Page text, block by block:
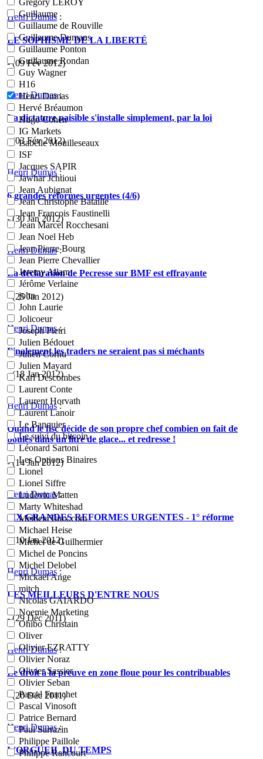
Grégory LEROY
Guillaume
Guillaume de Rouville
Guillaume Dumans
Guillaume Ponton
Guillaume Rondan
Guy Wagner
H16
Henri Dumas
Hervé Bréaumon
Hugo Cohen
IG Markets
Isabelle Mouilleseaux
ISF
Jacques SAPIR
Jawhar Jchtioui
Jean Aubignat
Jean Christophe Bataille
Jean Francois Faustinelli
Jean Marcel Rocchesani
Jean Noel Heb
Jean Pierre Bourg
Jean Pierre Chevallier
Jeremy Allam
Jérôme Verlaine
john
John Laurie
Jolicoeur
Joseph Pietri
Julien Bédouet
Julien Cornu
Julien Mayard
Karl Descombes
Laurent Conte
Laurent Horvath
Laurent Lanoir
Le Banquier
Le suivi du bitcoin
Léonard Sartoni
Les Options Binaires
Lionel
Lionel Siffre
Ludovic Matten
Marty Whiteshad
MeilleurTaux.com
Michael Heise
Michel de Guilhermier
Michel de Poncins
Michel Delobel
Mickaël Ange
mitch
Nicolas GAIARDO
Noemie Marketing
Ohibo Christain
Oliver
Olivier EZRATTY
Olivier Noraz
Olivier Sassier
Olivier Seban
Pascal Franchet
Pascal Vinosoft
Patrice Bernard
Paul Sarrazin
Philippe Paillole
Philippe Rancourt
Henri Dumas:
LE SOPHISME DE LA LIBERTÉ
- (09 Fév 2012)
Henri Dumas:
La dictature paisible s'installe simplement, par la loi
- (03 Fév 2012)
Henri Dumas:
6 grandes réformes urgentes (4/6)
- (30 Jan 2012)
Henri Dumas:
La déclaration de Pecresse sur BMF est effrayante
- (25 Jan 2012)
Henri Dumas:
Finalement les traders ne seraient pas si méchants
- (18 Jan 2012)
Henri Dumas:
Quand le fisc décide de son propre chef combien on fait de
boules dans un litre de glace... et redresse !
- (14 Jan 2012)
Henri Dumas:
SIX GRANDES REFORMES URGENTES - 1° réforme
- (10 Jan 2012)
Henri Dumas:
LES MEILLEURS D'ENTRE NOUS
- (29 Déc 2011)
Henri Dumas:
Le droit à la preuve en zone floue pour les contribuables
- (20 Déc 2011)
Henri Dumas:
L'ORGUEIL DU TEMPS